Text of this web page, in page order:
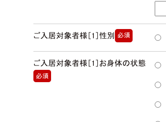
ご入居対象者様［1］性別 必須
ご入居対象者様［1］お身体の状態
必須